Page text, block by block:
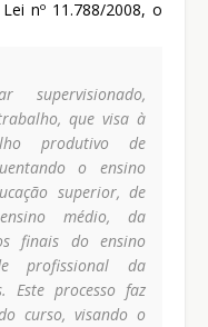
nº 11.788/2008, o
que visa à
produtivo de
o ensino
superior, de
médio, da
finais do ensino
profissional da
Este processo faz
curso, visando o